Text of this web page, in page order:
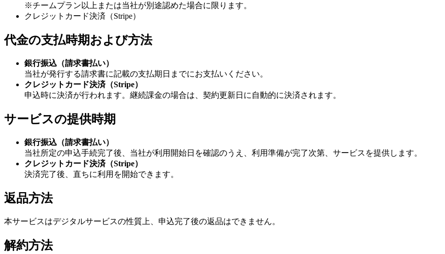
※チームプラン以上または当社が別途認めた場合に限ります。
クレジットカード決済（Stripe）
代金の支払時期および方法
銀行振込（請求書払い）
当社が発行する請求書に記載の支払期日までにお支払いください。
クレジットカード決済（Stripe）
申込時に決済が行われます。継続課金の場合は、契約更新日に自動的に決済されます。
サービスの提供時期
銀行振込（請求書払い）
当社所定の申込手続完了後、当社が利用開始日を確認のうえ、利用準備が完了次第、サービスを提供します。
クレジットカード決済（Stripe）
決済完了後、直ちに利用を開始できます。
返品方法
本サービスはデジタルサービスの性質上、申込完了後の返品はできません。
解約方法